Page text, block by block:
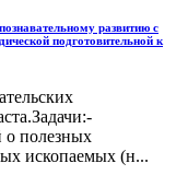
развитию с
подготовительной к
о полезных
ископаемых (н...